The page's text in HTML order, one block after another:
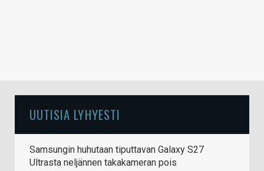
UUTISIA LYHYESTI
Samsungin huhutaan tiputtavan Galaxy S27
Ultrasta neljännen takakameran pois